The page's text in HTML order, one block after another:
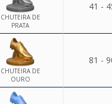
CHUTEIRA DE
PRATA
41 -
CHUTEIRA DE
OURO
81 -